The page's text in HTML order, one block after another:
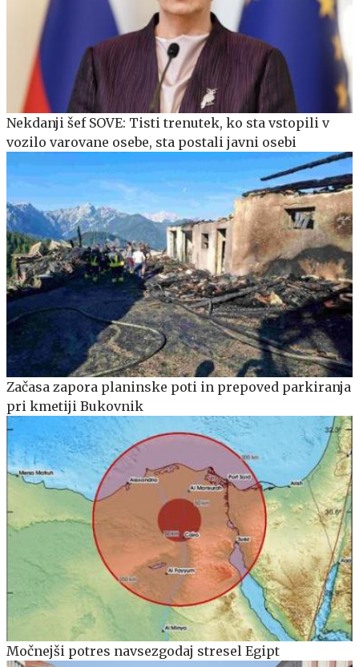
Nekdanji šef SOVE: Tisti trenutek, ko sta vstopili v
vozilo varovane osebe, sta postali javni osebi
Začasa zapora planinske poti in prepoved parkiranja
pri kmetiji Bukovnik
Močnejši potres navsezgodaj stresel Egipt